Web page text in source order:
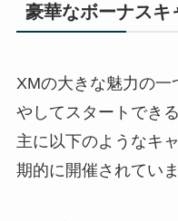
豪華なボーナスキ
XMの大きな魅力の
やしてスタートでき
主に以下のようなキ
期的に開催されていま